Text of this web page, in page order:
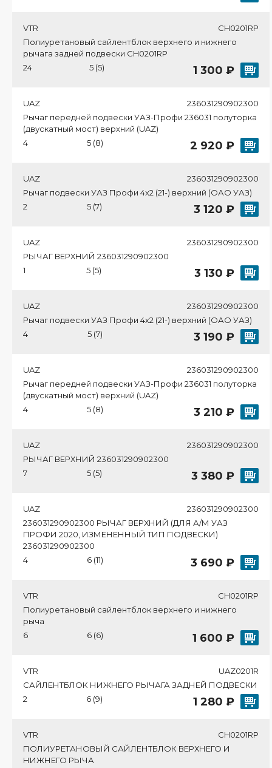
VTR
CH0201RP
Полиуретановый сайлентблок верхнего и нижнего
рычага задней подвески CH0201RP
24
5 (5) 1 300 ₽
UAZ
236031290902300
Рычаг передней подвески УАЗ-Профи 236031 полуторка
(двускатный мост) верхний (UAZ)
4
5 (8) 2 920 ₽
UAZ
236031290902300
Рычаг подвески УАЗ Профи 4х2 (21-) верхний (ОАО УАЗ)
2
5 (7) 3 120 ₽
UAZ
236031290902300
РЫЧАГ ВЕРХНИЙ 236031290902300
1
5 (5) 3 130 ₽
UAZ
236031290902300
Рычаг подвески УАЗ Профи 4х2 (21-) верхний (ОАО УАЗ)
4
5 (7) 3 190 ₽
UAZ
236031290902300
Рычаг передней подвески УАЗ-Профи 236031 полуторка
(двускатный мост) верхний (UAZ)
4
5 (8) 3 210 ₽
UAZ
236031290902300
РЫЧАГ ВЕРХНИЙ 236031290902300
7
5 (5) 3 380 ₽
UAZ
236031290902300
236031290902300 РЫЧАГ ВЕРХНИЙ (ДЛЯ А/М УАЗ
ПРОФИ 2020, ИЗМЕНЕННЫЙ ТИП ПОДВЕСКИ)
236031290902300
4
6 (11) 3 690 ₽
VTR
CH0201RP
Полиуретановый сайлентблок верхнего и нижнего
рыча
6
6 (6) 1 600 ₽
VTR
UAZ0201R
САЙЛЕНТБЛОК НИЖНЕГО РЫЧАГА ЗАДНЕЙ ПОДВЕСКИ
2
6 (9) 1 280 ₽
VTR
CH0201RP
ПОЛИУРЕТАНОВЫЙ САЙЛЕНТБЛОК ВЕРХНЕГО И
НИЖНЕГО РЫЧА